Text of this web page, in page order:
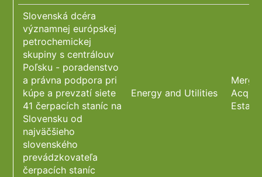
Slovenská dcéra
významnej európskej
petrochemickej
skupiny s centrálouv
Poľsku - poradenstvo
a právna podpora pri
kúpe a prevzatí siete
41 čerpacích staníc na
Slovensku od
najväčšieho
slovenského
prevádzkovateľa
čerpacích staníc
Energy and Utilities